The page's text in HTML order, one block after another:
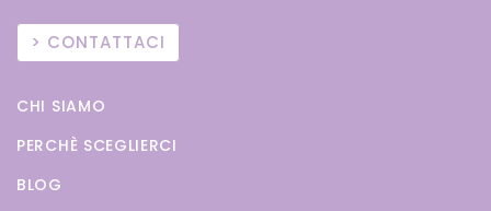
CONTATTACI
CHI SIAMO
PERCHÈ SCEGLIERCI
BLOG